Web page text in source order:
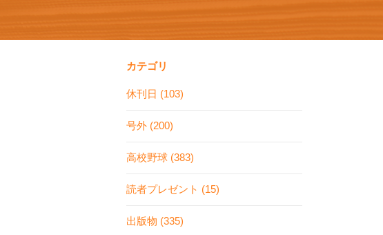
カテゴリ
休刊日 (103)
号外 (200)
高校野球 (383)
読者プレゼント (15)
出版物 (335)